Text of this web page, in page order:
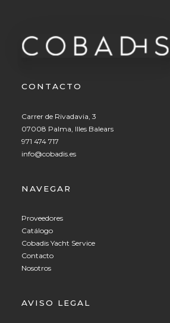
CONTACTO
Carrer de Rivadavia, 3
07008 Palma, Illes Balears
971 474 717
info@cobadis.es
NAVEGAR
Proveedores
Catálogo
Cobadis Yacht Service
Contacto
Nosotros
AVISO LEGAL